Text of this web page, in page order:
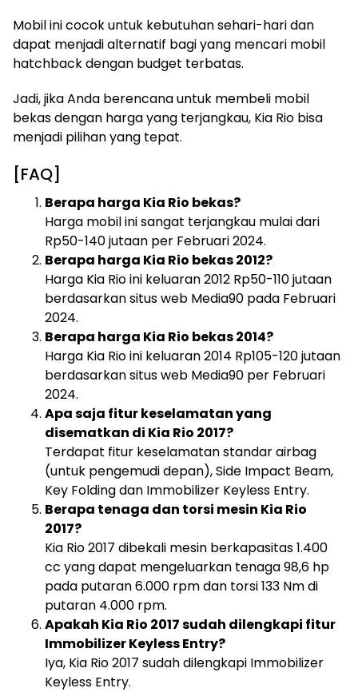
Mobil ini cocok untuk kebutuhan sehari-hari dan
dapat menjadi alternatif bagi yang mencari mobil
hatchback dengan budget terbatas.
Jadi, jika Anda berencana untuk membeli mobil
bekas dengan harga yang terjangkau, Kia Rio bisa
menjadi pilihan yang tepat.
[FAQ]
Berapa harga Kia Rio bekas?
Harga mobil ini sangat terjangkau mulai dari
Rp50-140 jutaan per Februari 2024.
Berapa harga Kia Rio bekas 2012?
Harga Kia Rio ini keluaran 2012 Rp50-110 jutaan
berdasarkan situs web Media90 pada Februari
2024.
Berapa harga Kia Rio bekas 2014?
Harga Kia Rio ini keluaran 2014 Rp105-120 jutaan
berdasarkan situs web Media90 per Februari
2024.
Apa saja fitur keselamatan yang
disematkan di Kia Rio 2017?
Terdapat fitur keselamatan standar airbag
(untuk pengemudi depan), Side Impact Beam,
Key Folding dan Immobilizer Keyless Entry.
Berapa tenaga dan torsi mesin Kia Rio
2017?
Kia Rio 2017 dibekali mesin berkapasitas 1.400
cc yang dapat mengeluarkan tenaga 98,6 hp
pada putaran 6.000 rpm dan torsi 133 Nm di
putaran 4.000 rpm.
Apakah Kia Rio 2017 sudah dilengkapi fitur
Immobilizer Keyless Entry?
Iya, Kia Rio 2017 sudah dilengkapi Immobilizer
Keyless Entry.